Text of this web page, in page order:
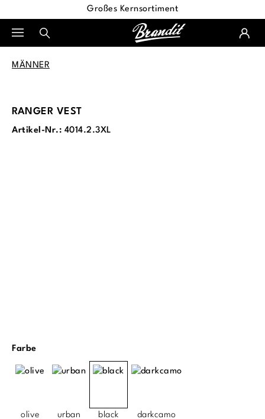
Großes Kernsortiment
MÄNNER
RANGER VEST
Artikel-Nr.: 4014.2.3XL
Farbeauswählen
olive urban black darkcamo